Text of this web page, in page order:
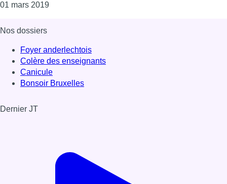
01 mars 2019Consulter l'article "Devons-nous encourager le
Nos dossiers
Foyer anderlechtois
Colère des enseignants
Canicule
Bonsoir Bruxelles
Dernier JT